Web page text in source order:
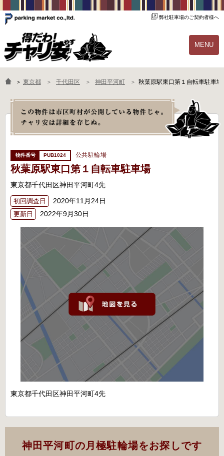
弊社駐車場のご契約者様へ
MENU
物件一覧 ご契約の流れ
よくあるご質問 駐輪場オーナー様へ
＞ 東京都 千代田区 神田平河町 秋葉原駅東口第１自転車駐車場
PUB1024 公共駐輪場
秋葉原駅東口第１自転車駐車場
東京都千代田区神田平河町4先
初回調査日 2020年11月24日
更新日 2022年9月30日
東京都千代田区神田平河町4先
神田平河町の月極駐輪場をお探しです